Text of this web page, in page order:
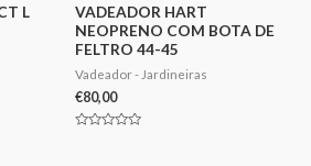
L
VADEADOR HART
NEOPRENO COM BOTA DE
FELTRO 44-45
Vadeador - Jardineiras
€80,00